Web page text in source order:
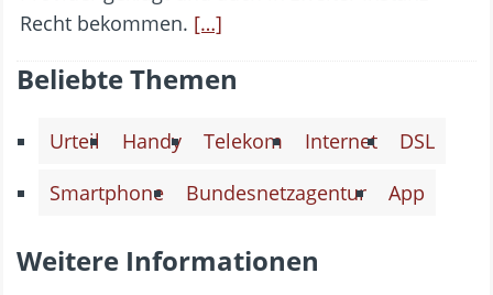
Recht bekommen. […]
Beliebte Themen
Urteil Handy Telekom Internet
DSL
Smartphone
Bundesnetzagentur App
Weitere Informationen